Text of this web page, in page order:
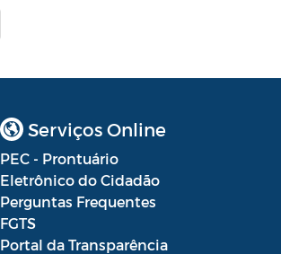
Serviços Online
PEC - Prontuário
Eletrônico do Cidadão
Perguntas Frequentes
FGTS
Portal da Transparência